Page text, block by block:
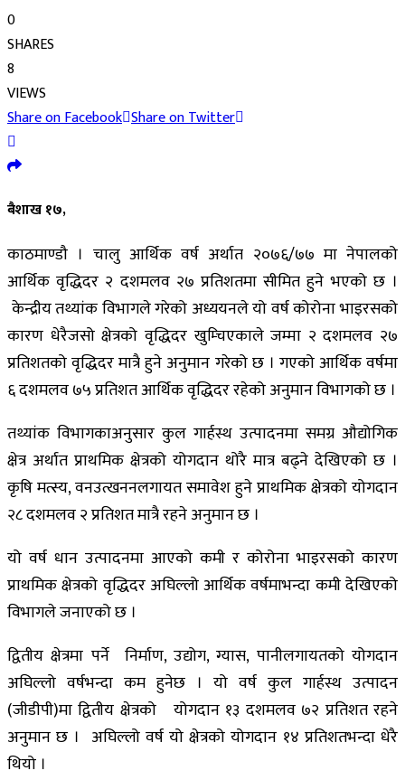
0
SHARES
8
VIEWS
Share on Facebook Share on Twitter
बैशाख १७,
काठमाण्डौ । चालु आर्थिक वर्ष अर्थात २०७६/७७ मा नेपालको
आर्थिक वृद्धिदर २ दशमलव २७ प्रतिशतमा सीमित हुने भएको छ ।
केन्द्रीय तथ्यांक विभागले गरेको अध्ययनले यो वर्ष कोरोना भाइरसको
कारण धेरैजसो क्षेत्रको वृद्धिदर खुम्चिएकाले जम्मा २ दशमलव २७
प्रतिशतको वृद्धिदर मात्रै हुने अनुमान गरेको छ । गएको आर्थिक वर्षमा
६ दशमलव ७५ प्रतिशत आर्थिक वृद्धिदर रहेको अनुमान विभागको छ ।
तथ्यांक विभागकाअनुसार कुल गार्हस्थ उत्पादनमा समग्र औद्योगिक
क्षेत्र अर्थात प्राथमिक क्षेत्रको योगदान थोरै मात्र बढ्ने देखिएको छ ।
कृषि मत्स्य, वनउत्खननलगायत समावेश हुने प्राथमिक क्षेत्रको योगदान
२८ दशमलव २ प्रतिशत मात्रै रहने अनुमान छ ।
यो वर्ष धान उत्पादनमा आएको कमी र कोरोना भाइरसको कारण
प्राथमिक क्षेत्रको वृद्धिदर अघिल्लो आर्थिक वर्षमाभन्दा कमी देखिएको
विभागले जनाएको छ ।
द्वितीय क्षेत्रमा पर्ने निर्माण, उद्योग, ग्यास, पानीलगायतको योगदान
अघिल्लो वर्षभन्दा कम हुनेछ । यो वर्ष कुल गार्हस्थ उत्पादन
(जीडीपी)मा द्वितीय क्षेत्रको योगदान १३ दशमलव ७२ प्रतिशत रहने
अनुमान छ । अघिल्लो वर्ष यो क्षेत्रको योगदान १४ प्रतिशतभन्दा धेरै
थियो ।